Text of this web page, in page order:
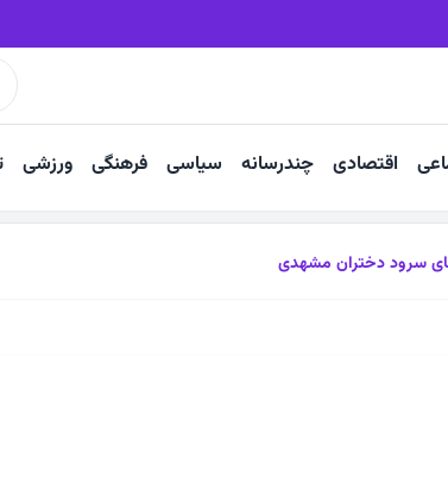
اقتصادی چندرسانه سیاسی فرهنگی ورزشی
سرود دختران مشهدی